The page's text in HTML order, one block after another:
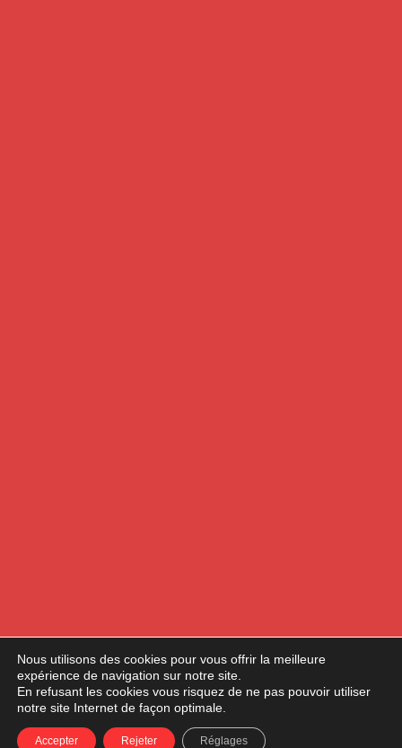
Nous utilisons des cookies pour vous offrir la meilleure
expérience de navigation sur notre site.
En refusant les cookies vous risquez de ne pas pouvoir utiliser
notre site Internet de façon optimale.
Accepter Rejeter Réglages